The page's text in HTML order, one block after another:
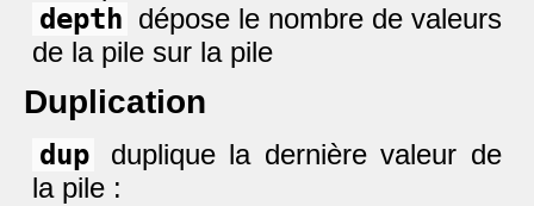
depth dépose le nombre de valeurs
de la pile sur la pile
Duplication
dup
duplique la dernière valeur de
la pile :